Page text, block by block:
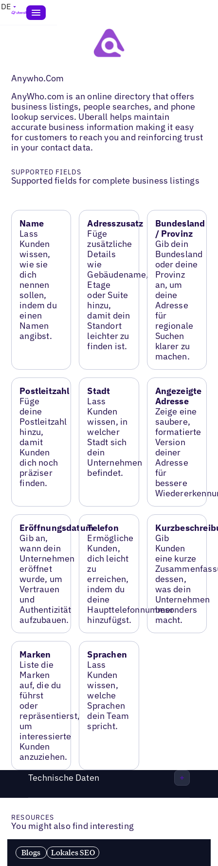
DE
Anywho.Com
AnyWho.com is an online directory that offers
business listings, people searches, and phone
lookup services. Uberall helps maintain
accurate business information making it easy
for customers to reach you and reinforcing trust
in your contact data.
SUPPORTED FIELDS
Supported fields for complete business listings
Name
Lass
Kunden
wissen,
wie sie
dich
nennen
sollen,
indem du
einen
Namen
angibst.
Adresszusatz
Füge
zusätzliche
Details
wie
Gebäudename,
Etage
oder Suite
hinzu,
damit dein
Standort
leichter zu
finden ist.
Bundesland
/ Provinz
Gib dein
Bundesland
oder deine
Provinz
an, um
deine
Adresse
für
regionale
Suchen
klarer zu
machen.
Postleitzahl
Füge
deine
Postleitzahl
hinzu,
damit
Kunden
dich noch
präziser
finden.
Stadt
Lass
Kunden
wissen, in
welcher
Stadt sich
dein
Unternehmen
befindet.
Angezeigte
Adresse
Zeige eine
saubere,
formatierte
Version
deiner
Adresse
für
bessere
Eröffnungsdatum
Gib an,
wann dein
Unternehmen
eröffnet
wurde, um
Vertrauen
und
Authentizität
aufzubauen.
Telefon
Ermögliche
Kunden,
dich leicht
zu
erreichen,
indem du
deine
Haupttelefonnummer
hinzufügst.
Gib
Kunden
eine kurze
dessen,
was dein
Unternehmen
besonders
macht.
Marken
Liste die
Marken
auf, die du
führst
oder
repräsentierst,
um
interessierte
Kunden
anzuziehen.
Sprachen
Lass
Kunden
wissen,
welche
Sprachen
dein Team
spricht.
Technische Daten
RESOURCES
You might also find interesting
Blogs Lokales SEO